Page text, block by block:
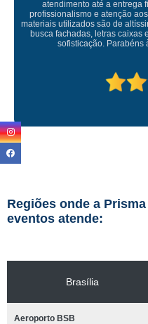
Empresa maravilhosa,
ficou perfeita,
Regiões onde a
eventos atende:
Brasília
Aeroporto BSB